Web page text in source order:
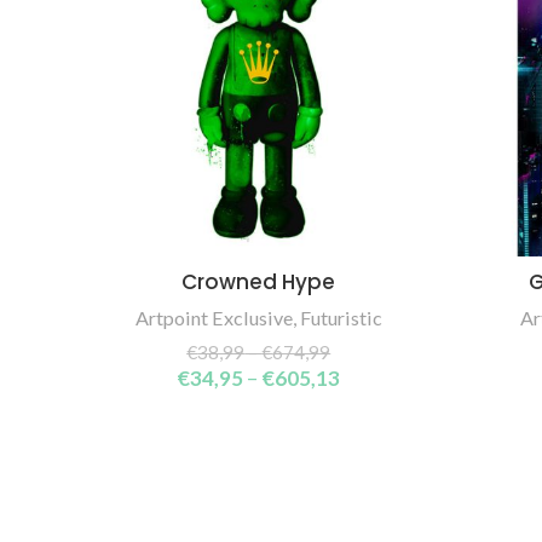
SELECT OPTIONS
Crowned Hype
Artpoint Exclusive, Futuristic
€38,99–€674,99
€34,95 – €605,13